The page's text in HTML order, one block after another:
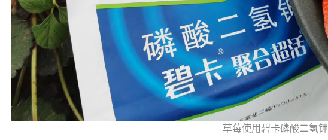
草莓使用碧卡磷酸二氢钾